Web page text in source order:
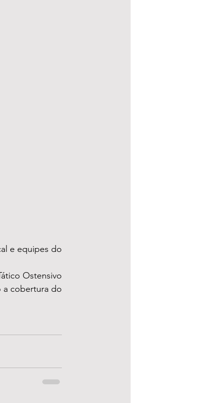
e equipes do
Ostensivo
a cobertura do